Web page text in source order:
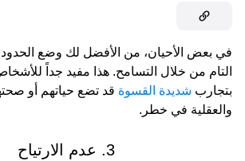
في بعض الأحيان، من الأفضل لك وضع الحدود
التام من خلال التسامح. هذا مفيد جداً
بتجارب شديدة القسوة قد تضع حياتهم أو
والعقلية في خطر.
3. عدم الارتياح